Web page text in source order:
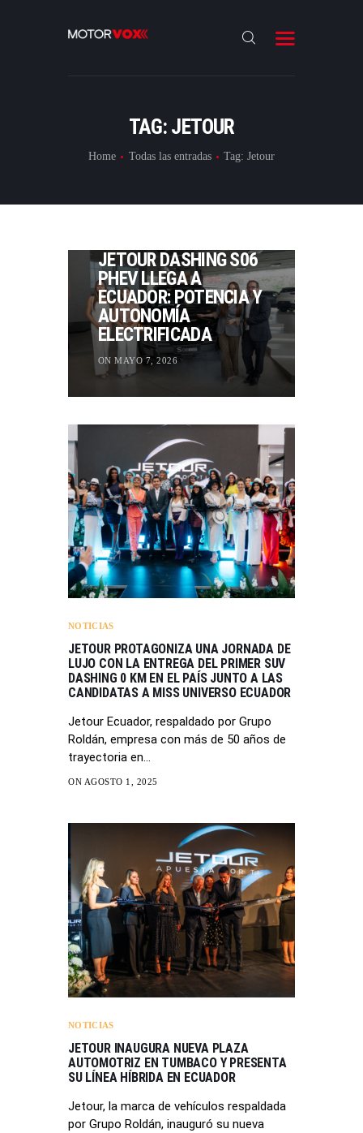
TAG: JETOUR
Home Todas las entradas Tag: Jetour
JETOUR DASHING S06
PHEV LLEGA A
ECUADOR: POTENCIA Y
AUTONOMÍA
ELECTRIFICADA
ON MAYO 7, 2026
NOTICIAS
JETOUR PROTAGONIZA UNA JORNADA DE
LUJO CON LA ENTREGA DEL PRIMER SUV
DASHING 0 KM EN EL PAÍS JUNTO A LAS
CANDIDATAS A MISS UNIVERSO ECUADOR
Jetour Ecuador, respaldado por Grupo
Roldán, empresa con más de 50 años de
trayectoria en…
ON AGOSTO 1, 2025
NOTICIAS
JETOUR INAUGURA NUEVA PLAZA
AUTOMOTRIZ EN TUMBACO Y PRESENTA
SU LÍNEA HÍBRIDA EN ECUADOR
Jetour, la marca de vehículos respaldada
por Grupo Roldán, inauguró su nueva